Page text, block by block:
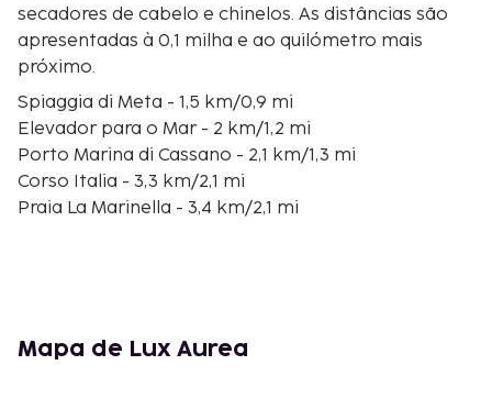
secadores de cabelo e chinelos. As distâncias são
apresentadas à 0,1 milha e ao quilómetro mais
próximo.
Spiaggia di Meta - 1,5 km/0,9 mi
Elevador para o Mar - 2 km/1,2 mi
Porto Marina di Cassano - 2,1 km/1,3 mi
Corso Italia - 3,3 km/2,1 mi
Praia La Marinella - 3,4 km/2,1 mi
Sedile Dominova - 4,6 km/2,8 mi
Il Vallone dei Mulini - 4,7 km/2,9 mi
Mapa de Lux Aurea